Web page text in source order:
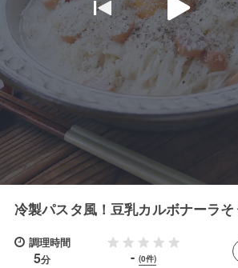
冷製パスタ風！豆乳カルボナーラ
調理時間
5分 - (0件)